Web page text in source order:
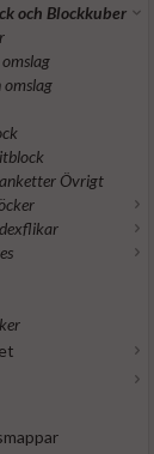
och Blockkuber
omslag
Övrigt